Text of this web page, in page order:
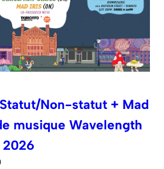
Non-statut + Mad
musique Wavelength